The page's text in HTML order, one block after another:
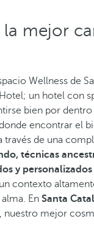
la mejor
Wellness de
un hotel con
bien por
encontrar el
través de una
técnicas
y
contexto
En Santa
, nuestro mejor